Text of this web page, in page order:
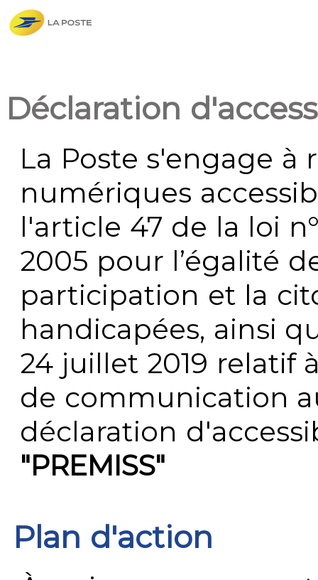
Déclaration
La Poste s'engage à
numériques
l'article 47 de la loi
2005 pour l’égalité
participation et la
handicapées, ainsi
24 juillet 2019 relatif
de communication
déclaration
"PREMISS"
Plan d'action